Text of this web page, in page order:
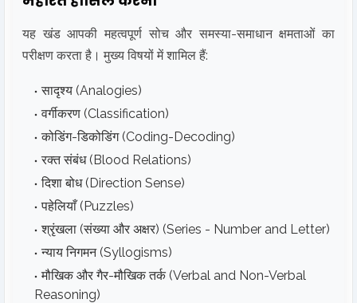
यह खंड आपकी महत्वपूर्ण सोच और समस्या-समाधान क्षमताओं का
परीक्षण करता है। मुख्य विषयों में शामिल हैं:
सादृश्य (Analogies)
वर्गीकरण (Classification)
कोडिंग-डिकोडिंग (Coding-Decoding)
रक्त संबंध (Blood Relations)
दिशा बोध (Direction Sense)
पहेलियाँ (Puzzles)
श्रृंखला (संख्या और अक्षर) (Series - Number and Letter)
न्याय निगमन (Syllogisms)
मौखिक और गैर-मौखिक तर्क (Verbal and Non-Verbal
Reasoning)